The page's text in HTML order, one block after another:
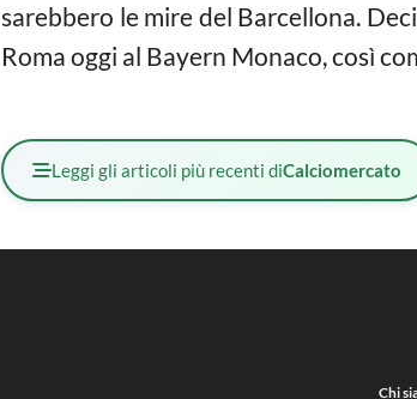
sarebbero le mire del Barcellona.
Roma oggi al Bayern Monaco, così
Leggi gli articoli più recenti diCalciomercato
Chi